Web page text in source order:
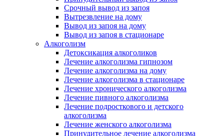
Срочный вывод из запоя
Вытрезвление на дому
Вывод из запоя на дому
Вывод из запоя в стационаре
Алкоголизм
Детоксикация алкоголиков
Лечение алкоголизма гипнозом
Лечение алкоголизма на дому
Лечение алкоголизма в стационаре
Лечение хронического алкоголизма
Лечение пивного алкоголизма
Лечение подросткового и детского
алкоголизма
Лечение женского алкоголизма
Принудительное лечение алкоголизма